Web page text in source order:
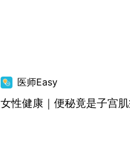
医师Easy
女性健康｜便秘竟是子宫